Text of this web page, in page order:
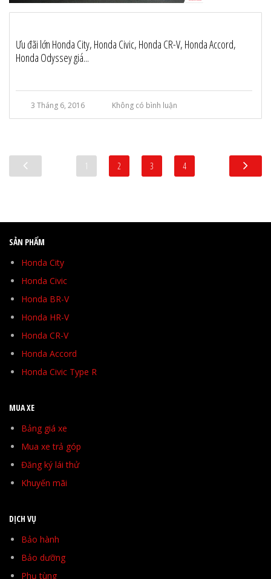
Ưu đãi lớn Honda City, Honda Civic, Honda CR-V, Honda Accord,
Honda Odyssey giá...
3 Tháng 6, 2016 Không có bình luận
1 2 3 4
SẢN PHẨM
Honda City
Honda Civic
Honda BR-V
Honda HR-V
Honda CR-V
Honda Accord
Honda Civic Type R
MUA XE
Bảng giá xe
Mua xe trả góp
Đăng ký lái thử
Khuyến mãi
DỊCH VỤ
Bảo hành
Bảo dưỡng
Phụ tùng